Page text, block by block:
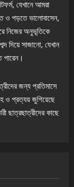
যেখানে আমরা
ও পড়তে ভালোবাসেন,
নিজের অনুভূতিকে
দিয়ে সাজানো, যেখান
জন্য প্রতিমাসে
ও প্রত্যয় জুগিয়েছে
ছাত্রছাত্রীদের কাছে